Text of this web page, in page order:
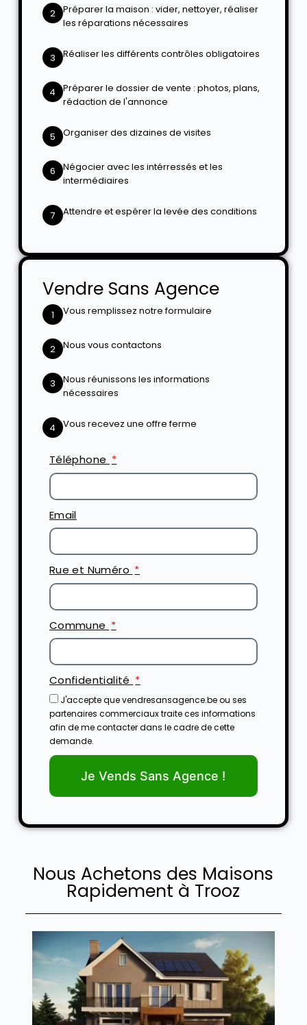
Vendre Sans Agence
1 Vous remplissez notre formulaire
2 Nous vous contactons
3
Nous réunissons les informations
nécessaires
4 Vous recevez une offre ferme
Téléphone
Email
Rue et Numéro
Commune
Confidentialité
J'accepte que vendresansagence.be ou ses
partenaires commerciaux traite ces informations
afin de me contacter dans le cadre de cette
demande.
Je Vends Sans Agence !
2 Préparer la maison : vider, nettoyer, réaliser
les réparations nécessaires
3 Réaliser les différents contrôles obligatoires
4
Préparer le dossier de vente : photos, plans,
rédaction de l'annonce
5 Organiser des dizaines de visites
6
Négocier avec les intérressés et les
intermédiaires
7 Attendre et espérer la levée des conditions
Nous Achetons des Maisons
Rapidement à Trooz